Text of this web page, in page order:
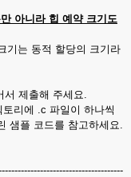
아니라 힙 예약 크기도
기는 동적 할당의 크기라
서 제출해 주세요.
리에 .c 파일이 하나씩
샘플 코드를 참고하세요.